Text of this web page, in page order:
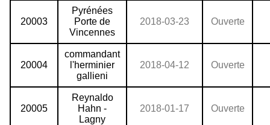
20003
Pyrénées
Porte de
Vincennes
2018-03-23 Ouverte
20004
commandant
l'herminier
gallieni
2018-04-12 Ouverte
20005
Reynaldo
Hahn -
Lagny
2018-01-17 Ouverte